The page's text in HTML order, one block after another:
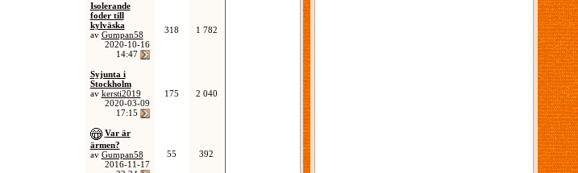
Isolerande
foder till
kylväska
av Gumpan58
2020-10-16
14:47
318 1 782
Syjunta i
Stockholm
av kersti2019
2020-03-09
17:15
175 2 040
Var är
ärmen?
av Gumpan58
2016-11-17
55 392